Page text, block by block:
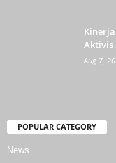
Aktivis
Aug 7,
POPULAR CATEGORY
News